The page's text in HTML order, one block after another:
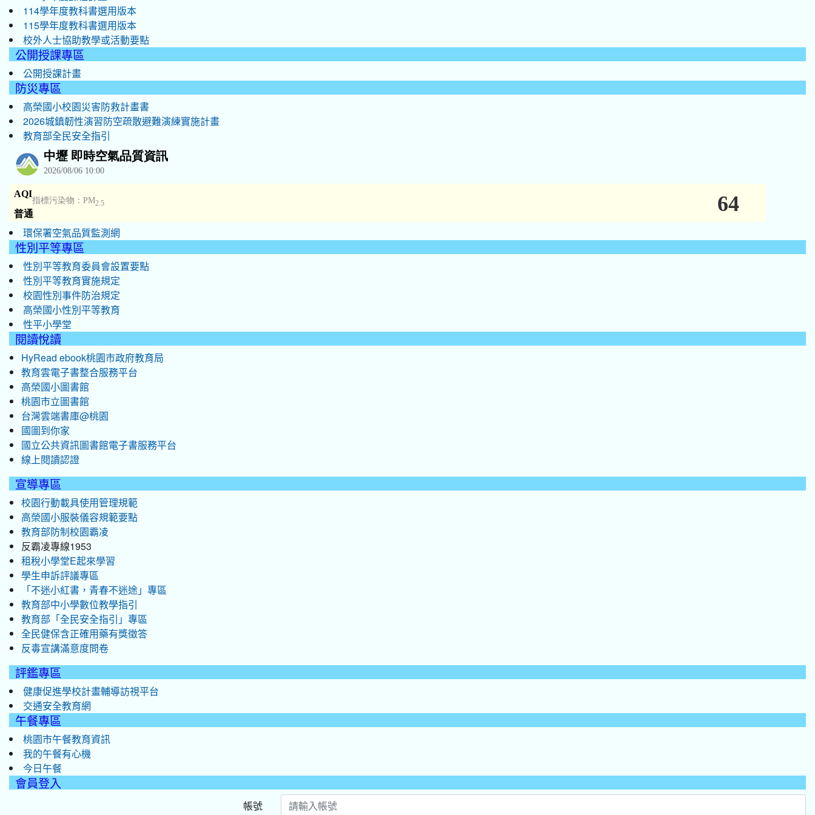
114學年度教科書選用版本
115學年度教科書選用版本
校外人士協助教學或活動要點
公開授課專區
公開授課計畫
防災專區
高榮國小校園災害防救計畫書
2026城鎮韌性演習防空疏散避難演練實施計畫
教育部全民安全指引
環保署空氣品質監測網
性別平等專區
性別平等教育委員會設置要點
性別平等教育實施規定
校園性別事件防治規定
高榮國小性別平等教育
性平小學堂
閱讀悅讀
HyRead ebook桃園市政府教育局
教育雲電子書整合服務平台
高榮國小圖書館
桃園市立圖書館
台灣雲端書庫@桃園
國圖到你家
國立公共資訊圖書館電子書服務平台
線上閱讀認證
宣導專區
校園行動載具使用管理規範
高榮國小服裝儀容規範要點
教育部防制校園霸凌
反霸凌專線1953
租稅小學堂E起來學習
學生申訴評議專區
「不迷小紅書，青春不迷途」專區
教育部中小學數位教學指引
教育部「全民安全指引」專區
全民健保含正確用藥有獎徵答
反毒宣講滿意度問卷
評鑑專區
健康促進學校計畫輔導訪視平台
交通安全教育網
午餐專區
桃園市午餐教育資訊
我的午餐有心機
今日午餐
會員登入
帳號